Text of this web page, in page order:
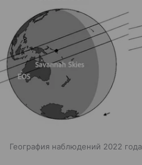
География наблюдений 2022 года